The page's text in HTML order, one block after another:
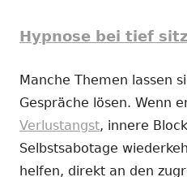
Hypnose bei tief
Manche Themen lassen
Gespräche lösen. Wenn
Verlustangst, innere
Selbstsabotage
helfen, direkt an den